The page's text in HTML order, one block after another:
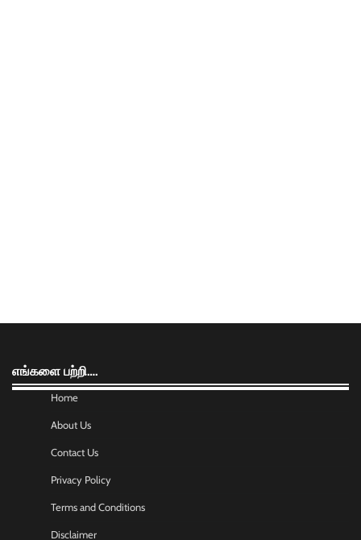
எங்களை பற்றி….
Home
About Us
Contact Us
Privacy Policy
Terms and Conditions
Disclaimer